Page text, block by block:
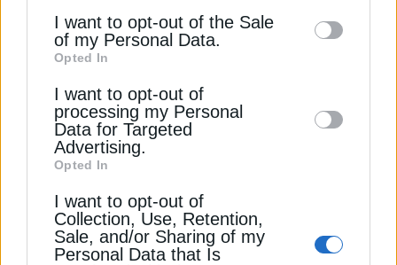
information may also be disclosed by us to
third parties on theIAB’s List of
Downstream Participants
disclose it to other third parties.
I want to opt-out of the Sale
of my Personal Data.
Opted In
I want to opt-out of
processing my Personal
Data for Targeted
Advertising.
Opted In
I want to opt-out of
Collection, Use, Retention,
Sale, and/or Sharing of my
Personal Data that Is
ΠΕΡΙΒΑΛΛΟΝ
την Πολιτική Απορρήτου